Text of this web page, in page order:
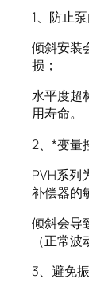
1、防止
倾斜安装
损；
水平度超
用寿命。
2、*变量
PVH系列
补偿器的
倾斜会导
（正常
3、避免